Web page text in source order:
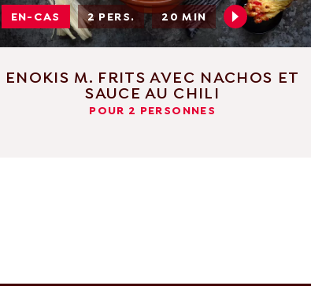
EN-CAS 2 PERS. 20 MIN
ENOKIS M. FRITS AVEC NACHOS ET
SAUCE AU CHILI
POUR 2 PERSONNES